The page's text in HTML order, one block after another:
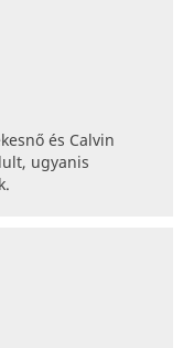
és Calvin
ugyanis